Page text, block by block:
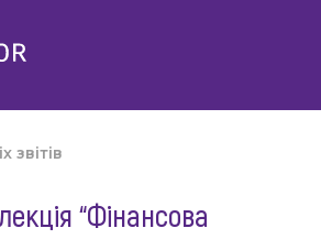
звітів
“Фінансова